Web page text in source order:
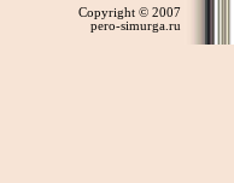
Copyright © 2007
pero-simurga.ru